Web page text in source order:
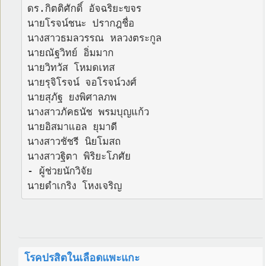
ดร.กิตติศักดิ์ อัจฉริยะขจร
นายโรจน์ชนะ ปรากฎชื่อ
นางสาวธมลวรรณ หลวงตระกูล
นายณัฐวิทย์ อิ่มมาก
นายวิทวัส โหมดเทส
นายรุจิโรจน์ จอโรจน์วงศ์
นายสุภัฐ ยงพิศาลภพ
นางสาวภัคธนัช พรมบุญแก้ว
นายอิสมาแอล ยุมาดี
นางสาวชัชรี นิยโมสถ
นางสาวฐิตา พิริยะโภศัย
- ผู้ช่วยนักวิจัย
นายดำเกริง โหงเจริญ
โรคปรสิตในเลือดแพะแกะ